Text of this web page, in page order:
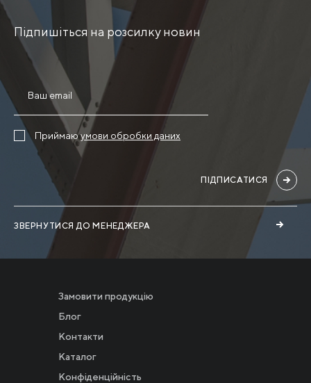
Підпишіться на розсилку новин
ЗВЕРНУТИСЯ ДО МЕНЕДЖЕРА
Приймаюумови обробки даних
ПІДПИСАТИСЯ
Замовити продукцію
Блог
Контакти
Каталог
Конфіденційність